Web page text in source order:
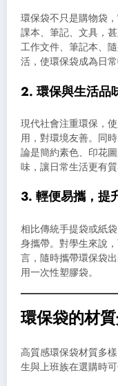
環保袋不只是購物袋
課本、筆記、文具，
工作文件、筆記本、
活，使環保袋成為日常
2. 環保與生活品
現代社會注重環保，
用，對環境友善。同
論是簡約素色、印花
味，讓日常生活更有質
3. 輕便易攜，提
相比傳統手提袋或紙
身攜帶。對學生來說
言，隨時攜帶環保袋
用一次性塑膠袋。
環保袋的材
高質感環保袋材質多
生與上班族在選購時可